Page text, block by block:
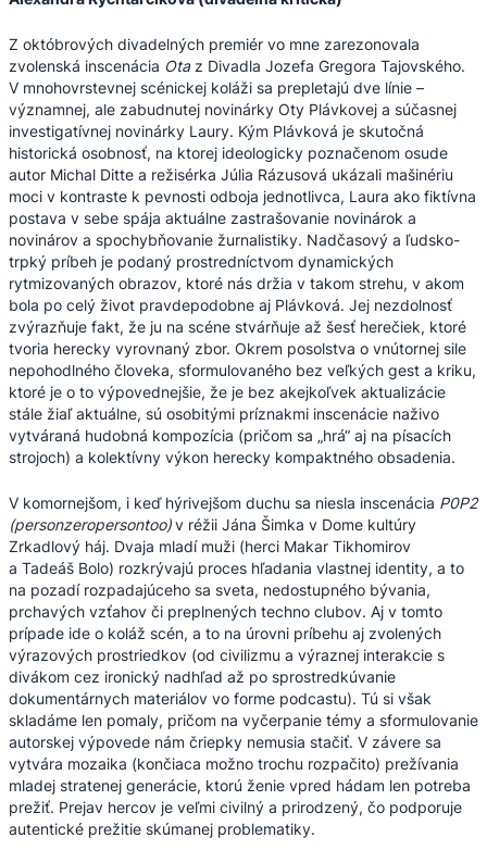
Z októbrových divadelných premiér vo mne zarezonovala
zvolenská inscenácia Ota z Divadla Jozefa Gregora Tajovského.
V mnohovrstevnej scénickej koláži sa prepletajú dve línie –
významnej, ale zabudnutej novinárky Oty Plávkovej a súčasnej
investigatívnej novinárky Laury. Kým Plávková je skutočná
historická osobnosť, na ktorej ideologicky poznačenom osude
autor Michal Ditte a režisérka Júlia Rázusová ukázali mašinériu
moci v kontraste k pevnosti odboja jednotlivca, Laura ako fiktívna
postava v sebe spája aktuálne zastrašovanie novinárok a
novinárov a spochybňovanie žurnalistiky. Nadčasový a ľudsko-
trpký príbeh je podaný prostredníctvom dynamických
rytmizovaných obrazov, ktoré nás držia v takom strehu, v akom
bola po celý život pravdepodobne aj Plávková. Jej nezdolnosť
zvýrazňuje fakt, že ju na scéne stvárňuje až šesť herečiek, ktoré
tvoria herecky vyrovnaný zbor. Okrem posolstva o vnútornej sile
nepohodlného človeka, sformulovaného bez veľkých gest a kriku,
ktoré je o to výpovednejšie, že je bez akejkoľvek aktualizácie
stále žiaľ aktuálne, sú osobitými príznakmi inscenácie naživo
vytváraná hudobná kompozícia (pričom sa „hrá“ aj na písacích
strojoch) a kolektívny výkon herecky kompaktného obsadenia.
V komornejšom, i keď hýrivejšom duchu sa niesla inscenácia P0P2
(personzeropersontoo)v réžii Jána Šimka v Dome kultúry
Zrkadlový háj. Dvaja mladí muži (herci Makar Tikhomirov
a Tadeáš Bolo) rozkrývajú proces hľadania vlastnej identity, a to
na pozadí rozpadajúceho sa sveta, nedostupného bývania,
prchavých vzťahov či preplnených techno clubov. Aj v tomto
prípade ide o koláž scén, a to na úrovni príbehu aj zvolených
výrazových prostriedkov (od civilizmu a výraznej interakcie s
divákom cez ironický nadhľad až po sprostredkúvanie
dokumentárnych materiálov vo forme podcastu). Tú si však
skladáme len pomaly, pričom na vyčerpanie témy a sformulovanie
autorskej výpovede nám čriepky nemusia stačiť. V závere sa
vytvára mozaika (končiaca možno trochu rozpačito) prežívania
mladej stratenej generácie, ktorú ženie vpred hádam len potreba
prežiť. Prejav hercov je veľmi civilný a prirodzený, čo podporuje
autentické prežitie skúmanej problematiky.